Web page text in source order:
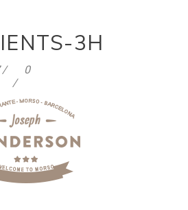
3H
0